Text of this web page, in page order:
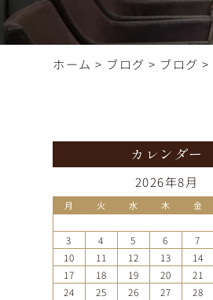
ホーム > ブログ > ブログ >
カレンダー
2026年8月
月 火 水 木 金
3
4 5 6 7
10
11 12 13 14
17
18 19 20 21
24
25 26 27 28